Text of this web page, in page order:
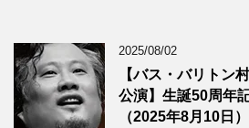
2025/08/02
【バス・バリトン
公演】生誕50周年
（2025年8月10日）